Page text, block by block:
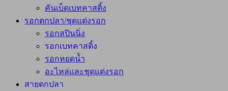
คันเบ็ดเบทคาสติ้ง
รอกตกปลา/ชุดแต่งรอก
รอกสปินนิ่ง
รอกเบทคาสติ้ง
รอกหยดน้ำ
อะไหล่และชุดแต่งรอก
สายตกปลา